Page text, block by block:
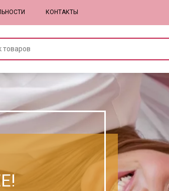
КОНТАКТЫ